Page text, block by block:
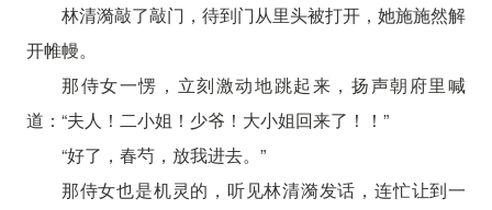
林清漪敲了敲门，待到门从里头被打开，她施施然解
开帷幔。
那侍女一愣，立刻激动地跳起来，扬声朝府里喊
道：“夫人！二小姐！少爷！大小姐回来了！！”
“好了，春芍，放我进去。”
那侍女也是机灵的，听见林清漪发话，连忙让到一